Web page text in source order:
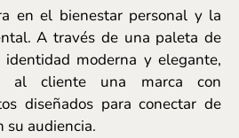
en el bienestar personal y la
A través de una paleta de
moderna y elegante,
al cliente una marca con
diseñados para conectar de
su audiencia.